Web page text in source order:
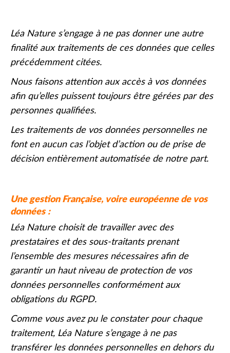
Léa Nature s’engage à ne pas donner une autre
finalité aux traitements de ces données que celles
précédemment citées.
Nous faisons attention aux accès à vos données
afin qu’elles puissent toujours être gérées par des
personnes qualifiées.
Les traitements de vos données personnelles ne
font en aucun cas l’objet d’action ou de prise de
décision entièrement automatisée de notre part.
Une gestion Française, voire européenne de vos
données :
Léa Nature choisit de travailler avec des
prestataires et des sous-traitants prenant
l’ensemble des mesures nécessaires afin de
garantir un haut niveau de protection de vos
données personnelles conformément aux
obligations du RGPD.
Comme vous avez pu le constater pour chaque
traitement, Léa Nature s’engage à ne pas
transférer les données personnelles en dehors du